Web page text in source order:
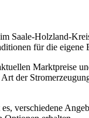
Saale-Holzland-
für die eigene
Marktpreise
der
verschiedene